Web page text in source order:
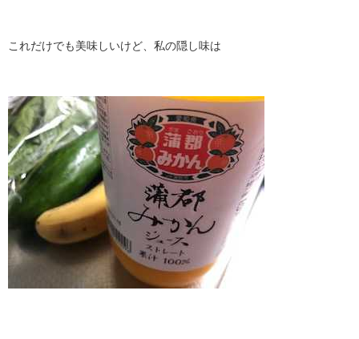
これだけでも美味しいけど、私の隠し味は